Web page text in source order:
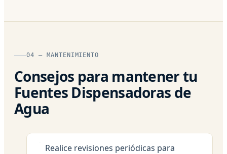
04 — MANTENIMIENTO
Consejos para mantener tu
Fuentes Dispensadoras de
Agua
Realice revisiones periódicas para